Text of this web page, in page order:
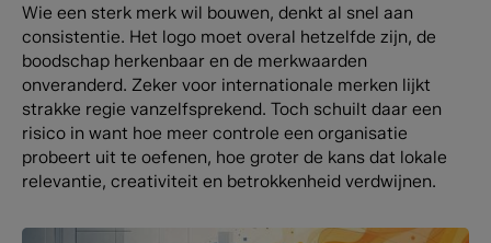
Wie een sterk merk wil bouwen, denkt al snel aan
consistentie. Het logo moet overal hetzelfde zijn, de
boodschap herkenbaar en de merkwaarden
onveranderd. Zeker voor internationale merken lijkt
strakke regie vanzelfsprekend. Toch schuilt daar een
risico in want hoe meer controle een organisatie
probeert uit te oefenen, hoe groter de kans dat lokale
relevantie, creativiteit en betrokkenheid verdwijnen.